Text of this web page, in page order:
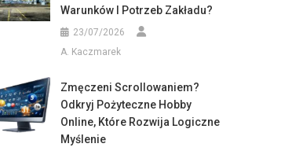
Warunków I Potrzeb Zakładu?
23/07/2026
A. Kaczmarek
Zmęczeni Scrollowaniem?
Odkryj Pożyteczne Hobby
Online, Które Rozwija Logiczne
Myślenie